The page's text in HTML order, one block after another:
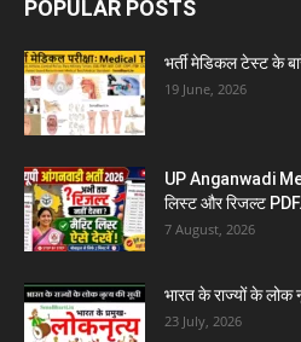
POPULAR POSTS
भर्ती मेडिकल टेस्ट के
19 June, 2026
UP Anganwadi
लिस्ट और रिजल्ट
7 August, 2026
भारत के राज्यों के
23 July, 2026